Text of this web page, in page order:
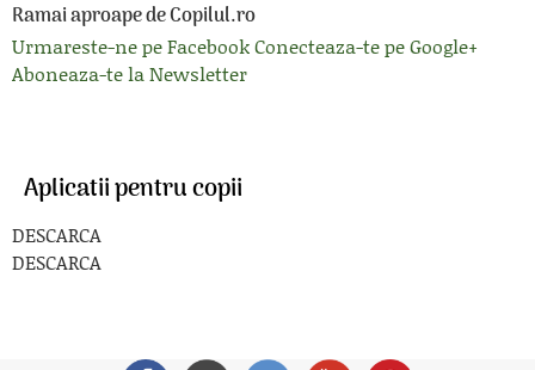
Ramai aproape de Copilul.ro
Urmareste-ne pe FacebookConecteaza-te pe Google+
Aboneaza-te la Newsletter
Aplicatii pentru copii
DESCARCA
DESCARCA